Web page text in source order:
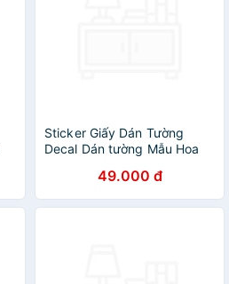
Sticker Giấy Dán Tường
Decal Dán tường Mẫu Hoa
49.000 đ